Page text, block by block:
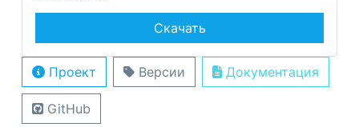
Скачать
Проект Версии Документация
GitHub